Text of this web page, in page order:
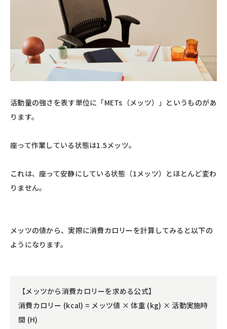
活動量の強さを表す単位に「METs（メッツ）」というものがあ
ります。
座って作業している状態は1.5メッツ。
これは、座って安静にしている状態（1メッツ）とほとんど変わ
りません。
メッツの値から、実際に消費カロリーを計算してみると以下の
ようになります。
【メッツから消費カロリーを求める公式】
消費カロリー (kcal) = メッツ値 × 体重 (kg) × 活動実施時
間 (H)